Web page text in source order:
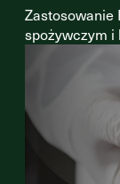
Zastosowanie
spożywczym i